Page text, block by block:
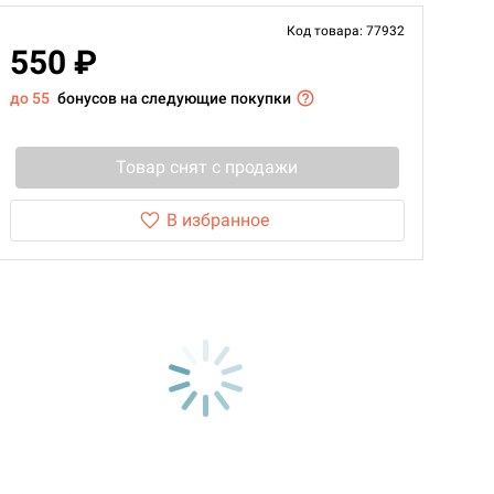
Код товара: 77932
550 ₽
до 55 бонусов на следующие покупки
Товар снят с продажи
В избранное